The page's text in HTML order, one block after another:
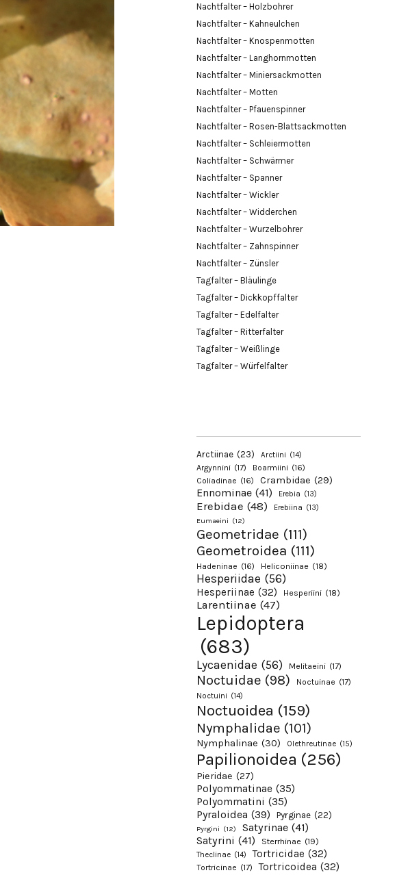
Nachtfalter – Holzbohrer
Nachtfalter – Kahneulchen
Nachtfalter – Knospenmotten
Nachtfalter – Langhornmotten
Nachtfalter – Miniersackmotten
Nachtfalter – Motten
Nachtfalter – Pfauenspinner
Nachtfalter – Rosen-Blattsackmotten
Nachtfalter – Schleiermotten
Nachtfalter – Schwärmer
Nachtfalter – Spanner
Nachtfalter – Wickler
Nachtfalter – Widderchen
Nachtfalter – Wurzelbohrer
Nachtfalter – Zahnspinner
Nachtfalter – Zünsler
Tagfalter – Bläulinge
Tagfalter – Dickkopffalter
Tagfalter – Edelfalter
Tagfalter – Ritterfalter
Tagfalter – Weißlinge
Tagfalter – Würfelfalter
Arctiinae (23) Arctiini (14)
Argynnini (17) Boarmiini (16)
Coliadinae (16) Crambidae (29)
Ennominae (41) Erebia (13)
Erebidae (48) Erebiina (13)
Eumaeini (12)
Geometridae (111)
Geometroidea (111)
Hadeninae (16) Heliconiinae (18)
Hesperiidae (56)
Hesperiinae (32) Hesperiini (18)
Larentiinae (47)
Lepidoptera
(683)
Lycaenidae (56) Melitaeini (17)
Noctuidae (98) Noctuinae (17)
Noctuini (14)
Noctuoidea (159)
Nymphalidae (101)
Nymphalinae (30) Olethreutinae (15)
Papilionoidea (256)
Pieridae (27)
Polyommatinae (35)
Polyommatini (35)
Pyraloidea (39) Pyrginae (22)
Pyrgini (12) Satyrinae (41)
Satyrini (41) Sterrhinae (19)
Theclinae (14) Tortricidae (32)
Tortricinae (17) Tortricoidea (32)